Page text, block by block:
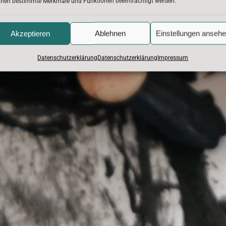
Akzeptieren Ablehnen Einstellungen
DatenschutzerklärungDatenschutzerklärungImpressum